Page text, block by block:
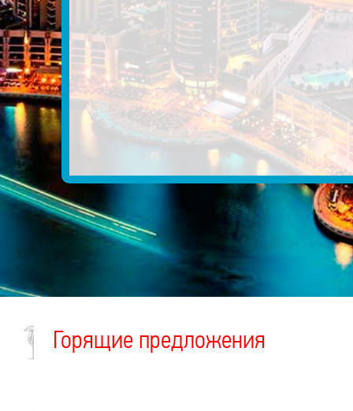
Горящие предложения